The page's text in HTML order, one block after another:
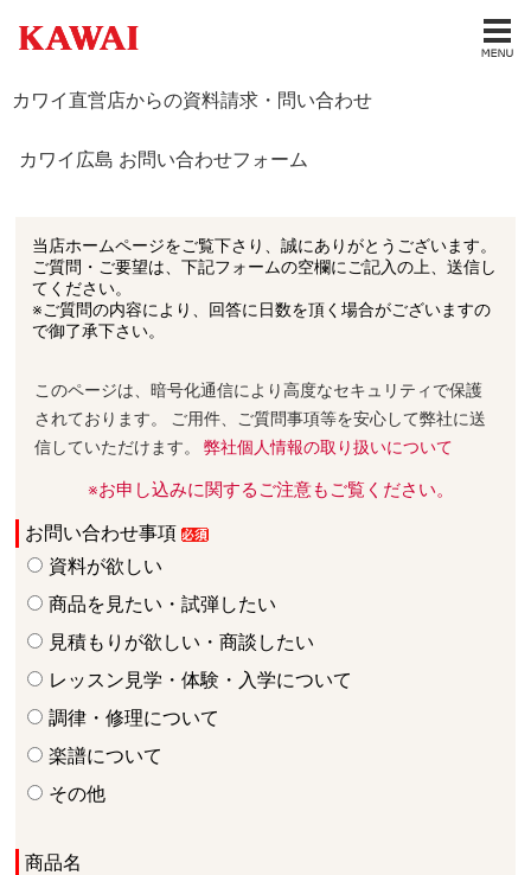
カワイ直営店からの資料請求・問い合わせ
カワイ広島 お問い合わせフォーム
当店ホームページをご覧下さり、誠にありがとうございます。
ご質問・ご要望は、下記フォームの空欄にご記入の上、送信し
てください。
※ご質問の内容により、回答に日数を頂く場合がございますの
で御了承下さい。
このページは、暗号化通信により高度なセキュリティで保護
されております。 ご用件、ご質問事項等を安心して弊社に送
信していただけます。弊社個人情報の取り扱いについて
※お申し込みに関するご注意もご覧ください。
お問い合わせ事項
資料が欲しい
商品を見たい・試弾したい
見積もりが欲しい・商談したい
レッスン見学・体験・入学について
調律・修理について
楽譜について
その他
商品名